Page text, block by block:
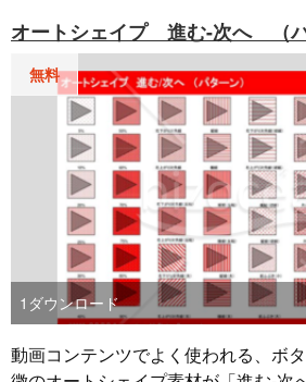
自由にカスタマイズできます。プロ
ネスプレゼンテーションや文書制作
ロードで提供されています。効率的な
し、クオリティの高い成果物を手に
オートシェイプ 進む-次へ （
無料
1 ダウンロード
動画コンテンツでよく使われる、ボ